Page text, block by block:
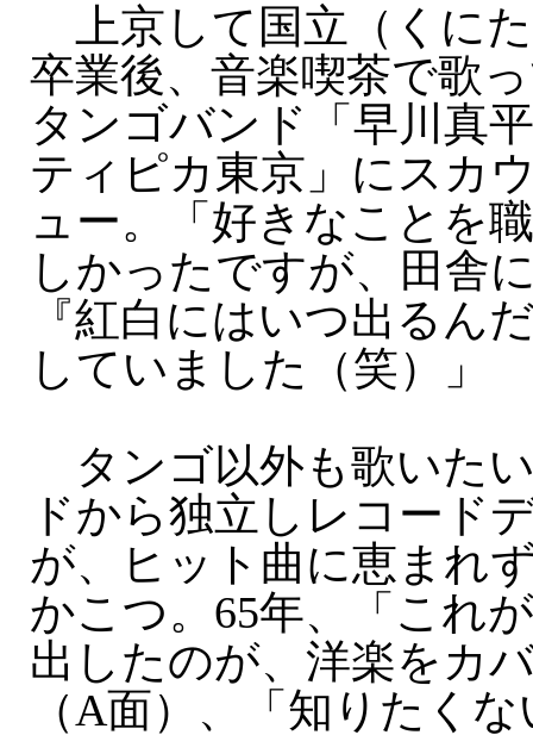
上京して国立（くに
卒業後、音楽喫茶で歌
タンゴバンド「早川真
ティピカ東京」にスカ
ュー。「好きなことを
しかったですが、田舎
『紅白にはいつ出るん
していました（笑）」
タンゴ以外も歌いた
ドから独立しレコード
が、ヒット曲に恵まれ
かこつ。65年、「これ
出したのが、洋楽をカ
（A面）、「知りたく